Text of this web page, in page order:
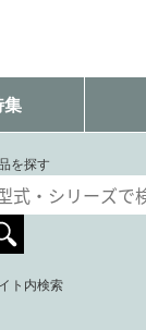
集
を探す
ト内検索